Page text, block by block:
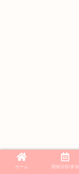
ホーム 開催日程/参加